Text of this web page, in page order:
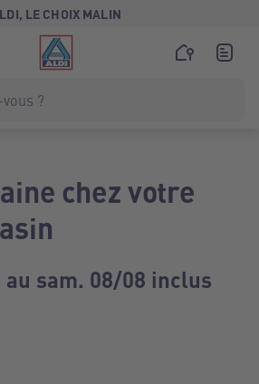
LE CHOIX MALIN
chez votre
sam. 08/08 inclus